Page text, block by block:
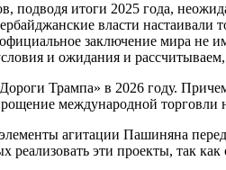
итоги 2025 года,
власти
заключение мира не
и ожидания и
Трампа» в 2026 году.
международной
агитации Пашиняна
эти проекты, так